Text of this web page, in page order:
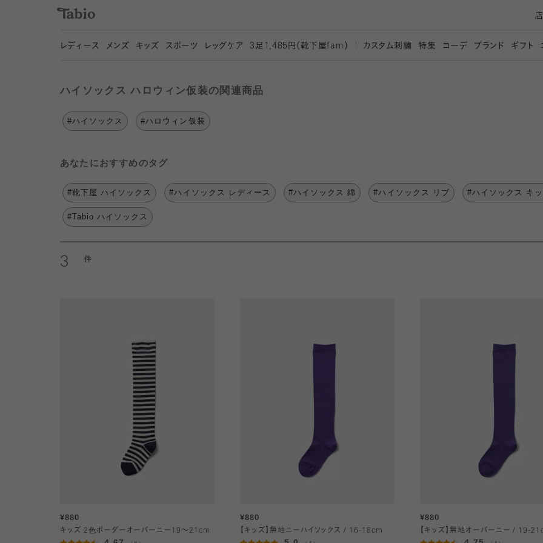
レディース メンズ キッズ スポーツ レッグケア 3 足1,485円（靴下屋fam） カスタム刺繍 特集 コーデ ブランド ギフト
ハイソックス ハロウィン仮装の関連商品
#ハイソックス #ハロウィン仮装
あなたにおすすめのタグ
#靴下屋 ハイソックス #ハイソックス レディース #ハイソックス 綿 #ハイソックス リブ #ハイソックス キ
#Tabio ハイソックス
3
¥880
キッズ 2色ボーダーオーバーニー19～21cm
¥880
【キッズ】無地ニーハイソックス / 16-18cm
¥880
【キッズ】無地オーバーニー / 19-